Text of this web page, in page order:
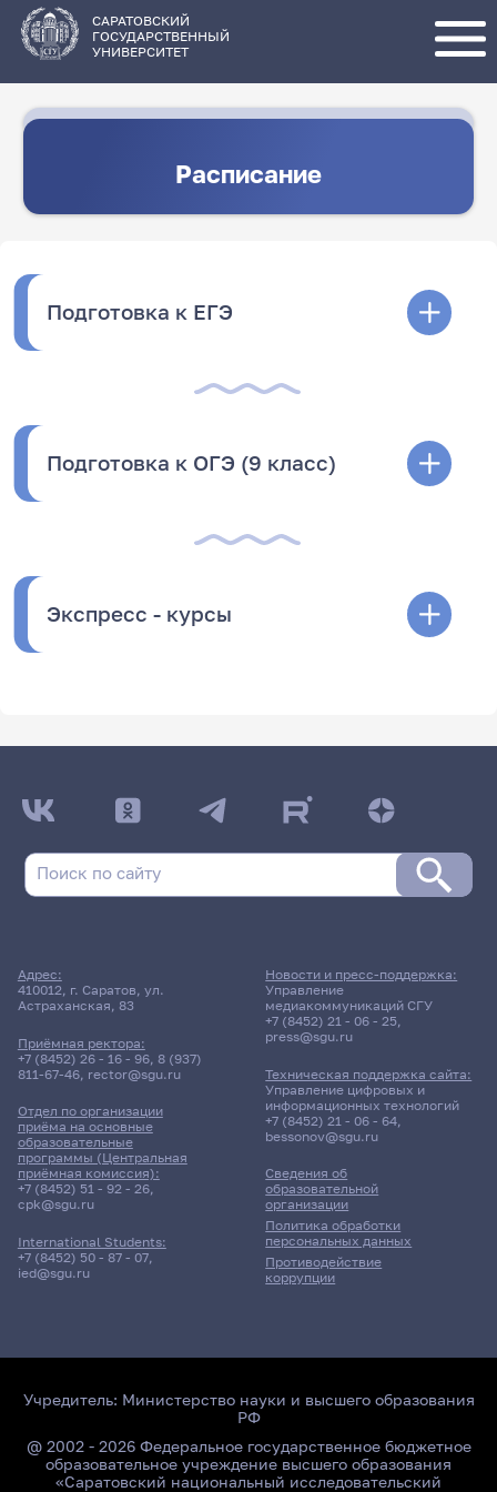
основному
содержанию
САРАТОВСКИЙ
ГОСУДАРСТВЕННЫЙ
УНИВЕРСИТЕТ
Расписание
Подготовка к ЕГЭ
Подготовка к ОГЭ (9 класс)
Экспресс - курсы
Адрес:
410012, г. Саратов, ул.
Астраханская, 83
Приёмная ректора:
+7 (8452) 26 - 16 - 96, 8 (937)
811-67-46, rector@sgu.ru
Отдел по организации
приёма на основные
образовательные
программы (Центральная
приёмная комиссия):
+7 (8452) 51 - 92 - 26,
cpk@sgu.ru
International Students:
+7 (8452) 50 - 87 - 07,
ied@sgu.ru
Сведения об
образовательной
организации
Политика обработки
персональных данных
Противодействие
коррупции
Новости и пресс-поддержка:
Управление
медиакоммуникаций СГУ
+7 (8452) 21 - 06 - 25,
press@sgu.ru
Техническая поддержка сайта:
Управление цифровых и
информационных технологий
+7 (8452) 21 - 06 - 64,
bessonov@sgu.ru
Учредитель: Министерство науки и высшего образования
РФ
@ 2002 - 2026 Федеральное государственное бюджетное
образовательное учреждение высшего образования
«Саратовский национальный исследовательский